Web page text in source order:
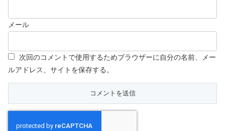
メール
次回のコメントで使用するためブラウザーに自分の名前、メー
ルアドレス、サイトを保存する。